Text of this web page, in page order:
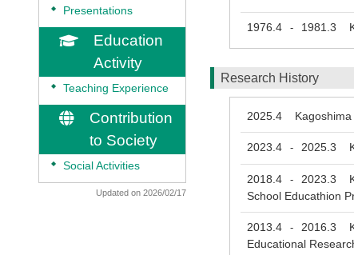
◆ Presentations
Education
Activity
◆ Teaching Experience
Contribution
to Society
◆ Social Activities
Updated on 2026/02/17
1976.4 - 1981.3
Research History
2025.4 Kagoshima
2023.4 - 2025.3
2018.4 - 2023.3
School Educathion
2013.4 - 2016.3
Educational